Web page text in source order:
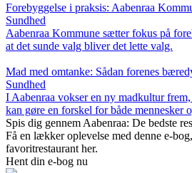
Forebyggelse i praksis: Aabenraa
Sundhed
Aabenraa Kommune sætter fokus på
at det sunde valg bliver det lette valg.
Mad med omtanke: Sådan forenes
Sundhed
I Aabenraa vokser en ny madkultur
kan gøre en forskel for både mennesker
Spis dig gennem Aabenraa: De bedste
Få en lækker oplevelse med denne e-
favoritrestaurant her.
Hent din e-bog nu